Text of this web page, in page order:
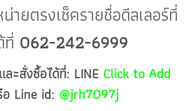
ายตรงเช็ครายชื่อดีลเลอร์ที่
062-242-6999
ละสั่งซื้อได้ที่: LINE Click to Add
อ Line id: @jrh7097j